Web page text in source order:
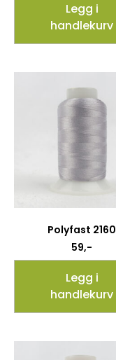
Legg i
handlekurv
Polyfast 2160
59,-
Legg i
handlekurv